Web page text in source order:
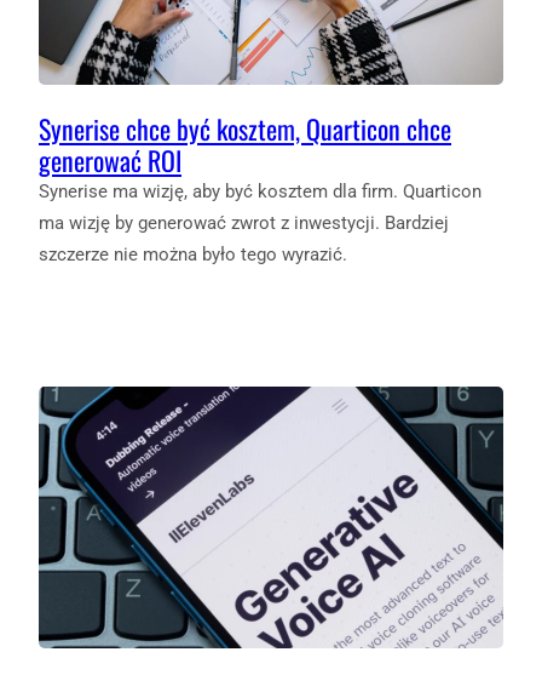
Synerise chce być kosztem, Quarticon chce
generować ROI
Synerise ma wizję, aby być kosztem dla firm. Quarticon
ma wizję by generować zwrot z inwestycji. Bardziej
szczerze nie można było tego wyrazić.